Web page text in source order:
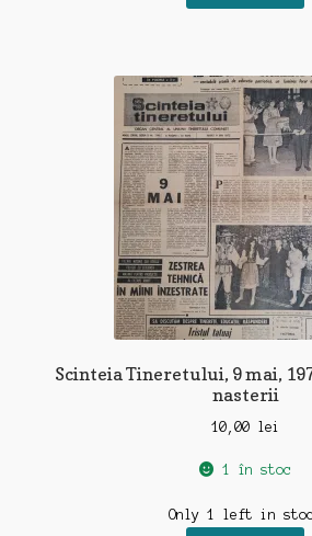
Scinteia Tineretului, 9 mai,
nasterii
10,00 lei
1 în stoc
Only 1 left in